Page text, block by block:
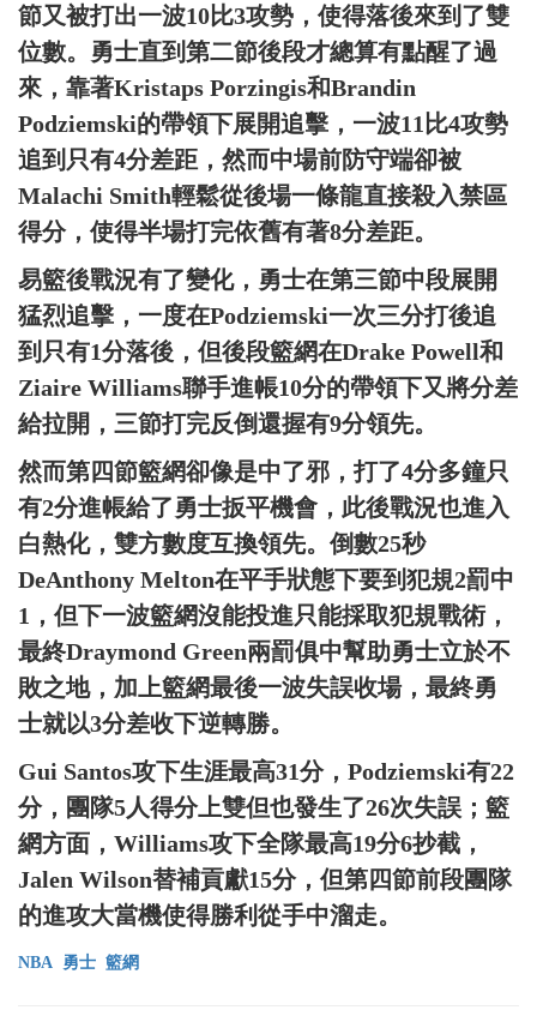
節又被打出一波10比3攻勢，使得落後來到了雙
位數。勇士直到第二節後段才總算有點醒了過
來，靠著Kristaps Porzingis和Brandin
Podziemski的帶領下展開追擊，一波11比4攻勢
追到只有4分差距，然而中場前防守端卻被
Malachi Smith輕鬆從後場一條龍直接殺入禁區
得分，使得半場打完依舊有著8分差距。
易籃後戰況有了變化，勇士在第三節中段展開
猛烈追擊，一度在Podziemski一次三分打後追
到只有1分落後，但後段籃網在Drake Powell和
Ziaire Williams聯手進帳10分的帶領下又將分差
給拉開，三節打完反倒還握有9分領先。
然而第四節籃網卻像是中了邪，打了4分多鐘只
有2分進帳給了勇士扳平機會，此後戰況也進入
白熱化，雙方數度互換領先。倒數25秒
DeAnthony Melton在平手狀態下要到犯規2罰中
1，但下一波籃網沒能投進只能採取犯規戰術，
最終Draymond Green兩罰俱中幫助勇士立於不
敗之地，加上籃網最後一波失誤收場，最終勇
士就以3分差收下逆轉勝。
Gui Santos攻下生涯最高31分，Podziemski有22
分，團隊5人得分上雙但也發生了26次失誤；籃
網方面，Williams攻下全隊最高19分6抄截，
Jalen Wilson替補貢獻15分，但第四節前段團隊
的進攻大當機使得勝利從手中溜走。
NBA 勇士 籃網